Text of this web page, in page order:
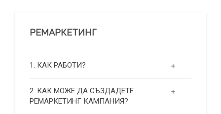
РЕМАРКЕТИНГ
1. КАК РАБОТИ?
2. КАК МОЖЕ ДА СЪЗДАДЕТЕ
РЕМАРКЕТИНГ КАМПАНИЯ?